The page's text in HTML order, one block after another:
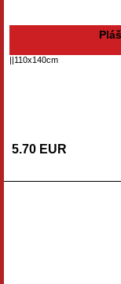
||110x140cm
5.70 EUR